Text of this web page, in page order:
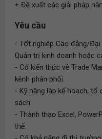
+ Đề xuất các giải pháp
Yêu cầu
- Tốt nghiệp Cao đẳng/Đại
Quản trị kinh doanh hoặc
- Có kiến thức về Trade
kênh phân phối.
- Kỹ năng lập kế hoạch, tổ
sách.
- Thành thạo Excel,
thế.